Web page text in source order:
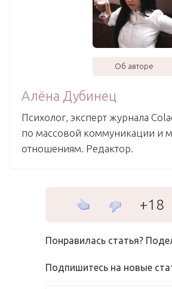
Об авторе
Алёна Дубинец
Психолог, эксперт журнала
по массовой коммуникации и
отношениям. Редактор.
+18
Понравилась статья?
Подпишитесь на новые